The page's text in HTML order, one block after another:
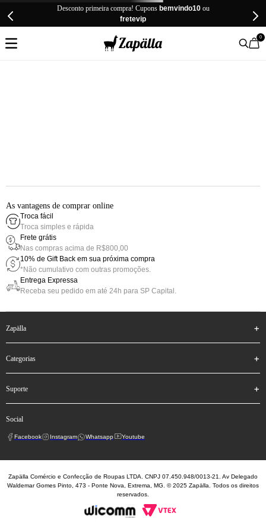
Desconto primeira compra! Cupons bemvindo10ou
fretevip
0
As vantagens de comprar online
Troca fácil
Troca simples e rápida
Frete grátis
Nas compras acima de R$800,00
10% de Gift Back em sua próxima compra
*Não cumulativo com outras promoções.
Entrega Expressa
Receba seu pedido em até 24h para SP Capital.
zapälla
categorias
suporte
social
Facebook Instagram Whatsapp Youtube
Zapälla Comércio e Confecção de Roupas LTDA. CNPJ 07.450.948/0013-21. Av Delegado
Waldemar Gomes Pinto, 473 - Ponte Nova, Extrema, MG. © 2025 Zapälla. Todos os direitos
reservados.